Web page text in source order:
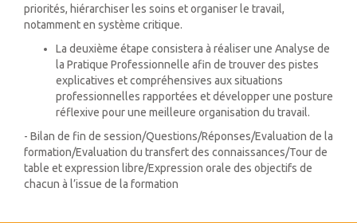
priorités, hiérarchiser les soins et organiser le travail,
notamment en système critique.
La deuxième étape consistera à réaliser une Analyse de
la Pratique Professionnelle afin de trouver des pistes
explicatives et compréhensives aux situations
professionnelles rapportées et développer une posture
réflexive pour une meilleure organisation du travail.
- Bilan de fin de session/Questions/Réponses/Evaluation de la
formation/Evaluation du transfert des connaissances/Tour de
table et expression libre/Expression orale des objectifs de
chacun à l’issue de la formation